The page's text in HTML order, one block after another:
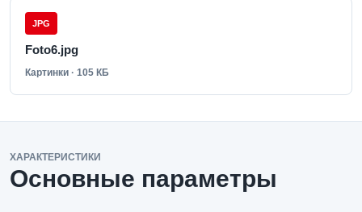
JPG
Foto6.jpg
Картинки · 105 КБ
ХАРАКТЕРИСТИКИ
Основные параметры